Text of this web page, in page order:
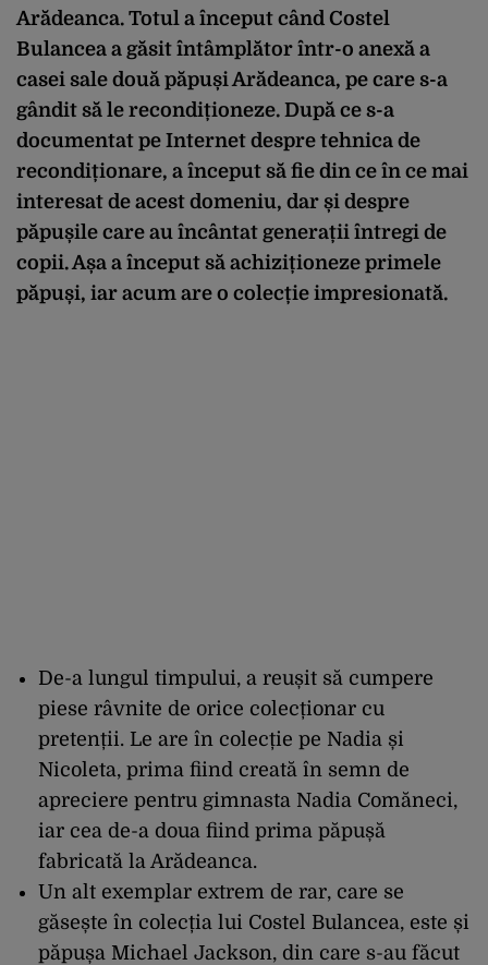
Arădeanca. Totul a început când Costel
Bulancea a găsit întâmplător într-o anexă a
casei sale două păpuși Arădeanca, pe care s-a
gândit să le recondiționeze. După ce s-a
documentat pe Internet despre tehnica de
recondiționare, a început să fie din ce în ce mai
interesat de acest domeniu, dar și despre
păpușile care au încântat generații întregi de
copii. Așa a început să achiziționeze primele
păpuși, iar acum are o colecție impresionată.
De-a lungul timpului, a reușit să cumpere
piese râvnite de orice colecționar cu
pretenții. Le are în colecție pe Nadia și
Nicoleta, prima fiind creată în semn de
apreciere pentru gimnasta Nadia Comăneci,
iar cea de-a doua fiind prima păpușă
fabricată la Arădeanca.
Un alt exemplar extrem de rar, care se
găsește în colecția lui Costel Bulancea, este și
păpușa Michael Jackson, din care s-au făcut